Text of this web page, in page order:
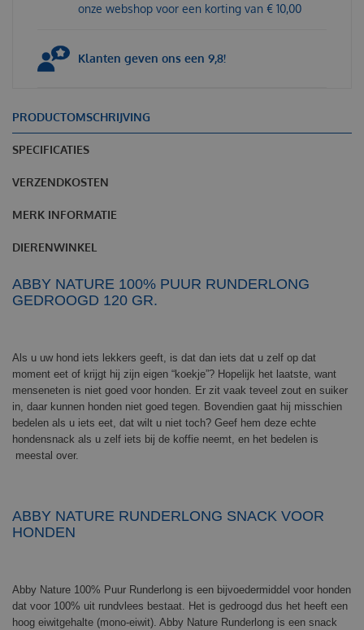
onze webshop voor een korting van € 10,00
Klanten geven ons een 9,8!
PRODUCTOMSCHRIJVING
SPECIFICATIES
VERZENDKOSTEN
MERK INFORMATIE
DIERENWINKEL
ABBY NATURE 100% PUUR RUNDERLONG
GEDROOGD 120 GR.
Als u uw hond iets lekkers geeft, is dat dan iets dat u zelf op dat
moment eet of krijgt hij zijn eigen “koekje”? Hopelijk het laatste, want
menseneten is niet goed voor honden. Er zit vaak teveel zout en suiker
in, daar kunnen honden niet goed tegen. Bovendien gaat hij misschien
bedelen als u iets eet, dat wilt u niet toch? Geef hem deze echte
hondensnack als u zelf iets bij de koffie neemt, en het bedelen is
meestal over.
ABBY NATURE RUNDERLONG SNACK VOOR
HONDEN
Abby Nature 100% Puur Runderlong is een bijvoedermiddel voor honden
dat voor 100% uit rundvlees bestaat. Het is gedroogd dus het heeft een
hoog eiwitgehalte (mono-eiwit). Abby Nature Runderlong is een snack